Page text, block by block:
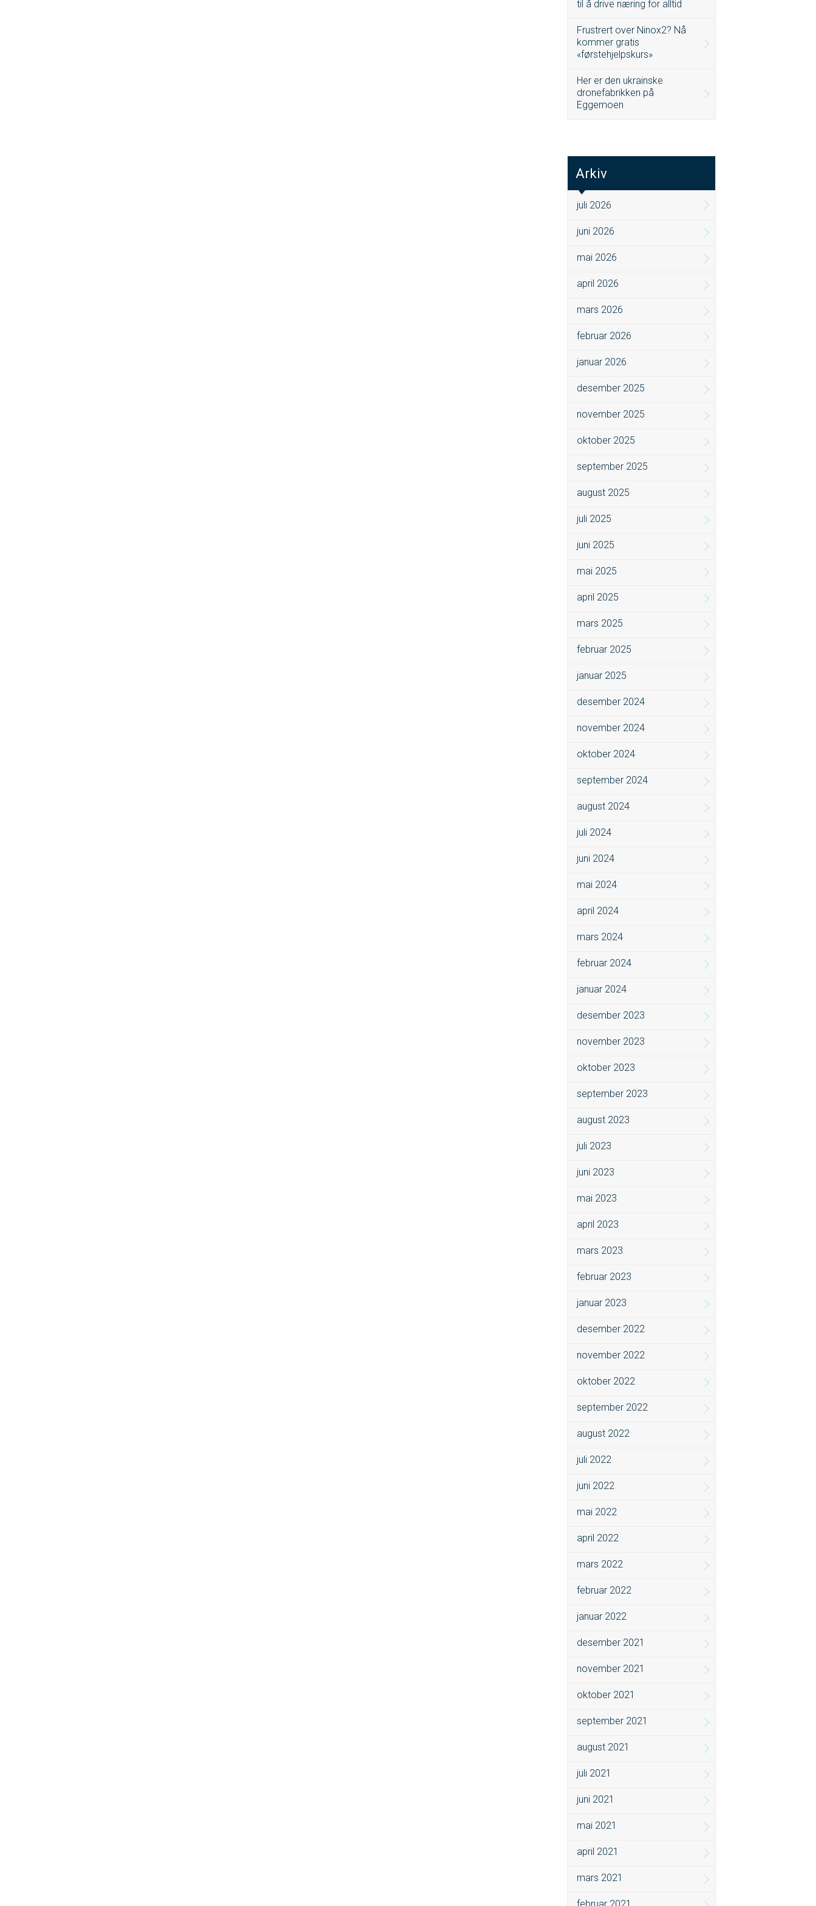
til å drive næring for alltid
Frustrert over Ninox2? Nå
kommer gratis
«førstehjelpskurs»
Her er den ukrainske
dronefabrikken på
Eggemoen
Arkiv
juli 2026
juni 2026
mai 2026
april 2026
mars 2026
februar 2026
januar 2026
desember 2025
november 2025
oktober 2025
september 2025
august 2025
juli 2025
juni 2025
mai 2025
april 2025
mars 2025
februar 2025
januar 2025
desember 2024
november 2024
oktober 2024
september 2024
august 2024
juli 2024
juni 2024
mai 2024
april 2024
mars 2024
februar 2024
januar 2024
desember 2023
november 2023
oktober 2023
september 2023
august 2023
juli 2023
juni 2023
mai 2023
april 2023
mars 2023
februar 2023
januar 2023
desember 2022
november 2022
oktober 2022
september 2022
august 2022
juli 2022
juni 2022
mai 2022
april 2022
mars 2022
februar 2022
januar 2022
desember 2021
november 2021
oktober 2021
september 2021
august 2021
juli 2021
juni 2021
mai 2021
april 2021
mars 2021